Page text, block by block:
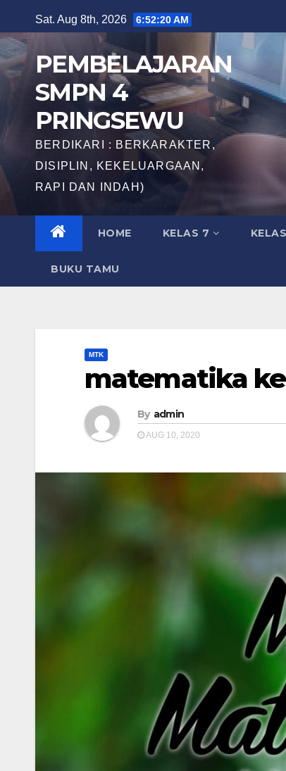
to
content
Sat. Aug 8th, 2026 6:52:21 AM
PEMBELAJARAN
SMPN 4
PRINGSEWU
BERDIKARI : BERKARAKTER,
DISIPLIN, KEKELUARGAAN,
RAPI DAN INDAH)
HOME KELAS 7
BUKU TAMU
MTK
matematika
By admin
AUG 10, 2020